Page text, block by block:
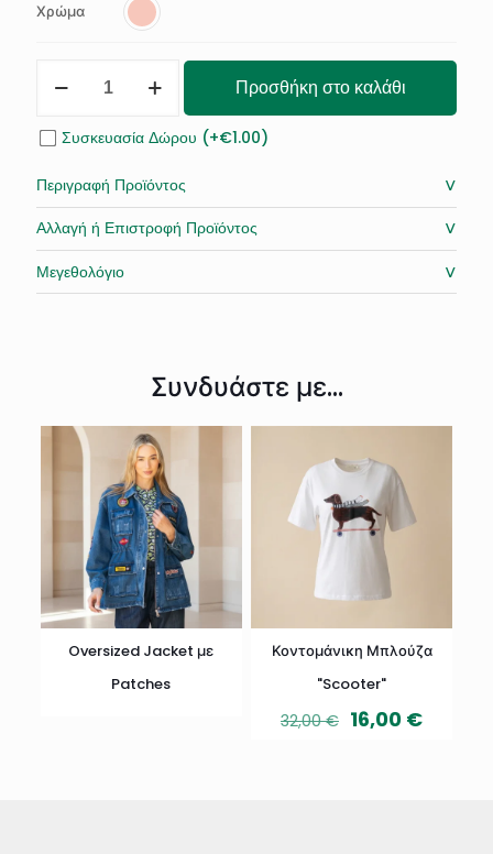
Χρώμα
Jogger
ποσότητα
Προσθήκη στο καλάθι
Συσκευασία Δώρου (+€1.00)
Περιγραφή Προϊόντος ˅
Αλλαγή ή Επιστροφή Προϊόντος ˅
Μεγεθολόγιο ˅
Συνδυάστε με...
Oversized Jacket με
Patches
Κοντομάνικη Μπλούζα
"Scooter"
32,00€ 16,00 €